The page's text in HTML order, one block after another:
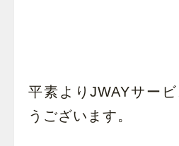
平素よりJWAYサー
うございます。